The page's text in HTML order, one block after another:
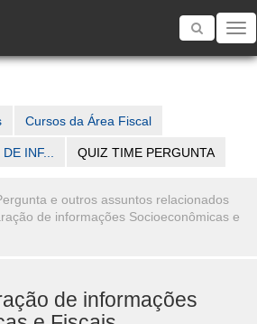
Toggle
Cursos da Área Fiscal
INF... QUIZ TIME PERGUNTA
e outros assuntos relacionados
de informações Socioeconômicas e
de informações